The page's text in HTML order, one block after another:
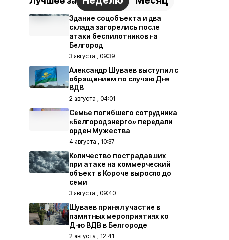
Здание соцобъекта и два
склада загорелись после
атаки беспилотников на
Белгород
3 августа , 09:39
Александр Шуваев выступил с
обращением по случаю Дня
ВДВ
2 августа , 04:01
Семье погибшего сотрудника
«Белгородэнерго» передали
орден Мужества
4 августа , 10:37
Количество пострадавших
при атаке на коммерческий
объект в Короче выросло до
семи
3 августа , 09:40
Шуваев принял участие в
памятных мероприятиях ко
Дню ВДВ в Белгороде
2 августа , 12:41